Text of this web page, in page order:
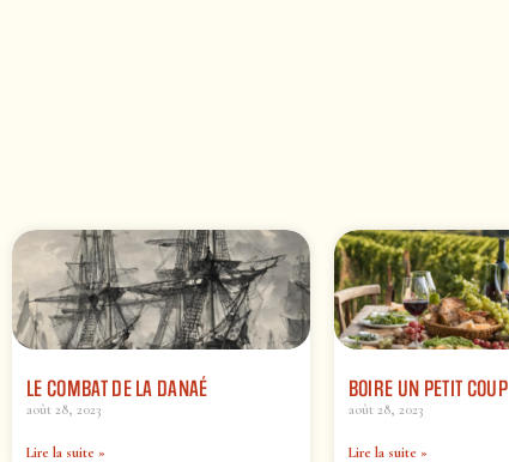
LE COMBAT DE LA DANAÉ
août 28, 2023
Lire la suite »
BOIRE UN PETIT COUP
août 28, 2023
Lire la suite »